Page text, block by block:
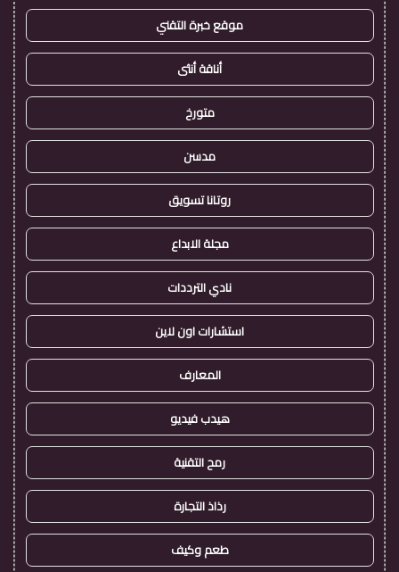
موقع خبرة التقني
أناقة أنثى
متورخ
مدسن
روتانا تسويق
مجلة الابداع
نادي الترددات
استشارات اون لاين
المعارف
هيدب فيديو
رمح التقنية
رذاذ التجارة
طعم وكيف